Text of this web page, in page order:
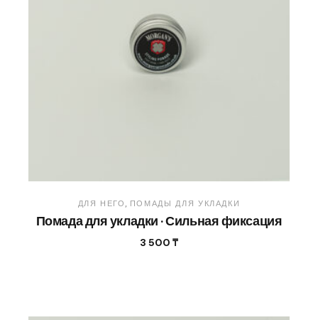
ДЛЯ НЕГО ПОМАДЫ ДЛЯ УКЛАДКИ
Помада для укладки · Сильная фиксация
3 500 ₸